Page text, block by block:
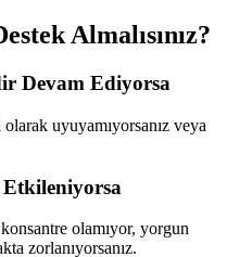
Almalısınız?
Devam Ediyorsa
uyuyamıyorsanız veya
Etkileniyorsa
olamıyor, yorgun
zorlanıyorsanız.